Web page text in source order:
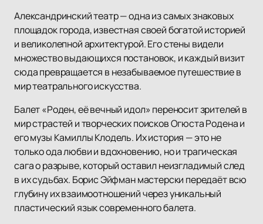
Александринский театр — одна из самых знаковых
площадок города, известная своей богатой историей
и великолепной архитектурой. Его стены видели
множество выдающихся постановок, и каждый визит
сюда превращается в незабываемое путешествие в
мир театрального искусства.
Балет «Роден, её вечный идол» переносит зрителей в
мир страстей и творческих поисков Огюста Родена и
его музы Камиллы Клодель. Их история — это не
только ода любви и вдохновению, но и трагическая
сага о разрыве, который оставил неизгладимый след
в их судьбах. Борис Эйфман мастерски передаёт всю
глубину их взаимоотношений через уникальный
пластический язык современного балета.